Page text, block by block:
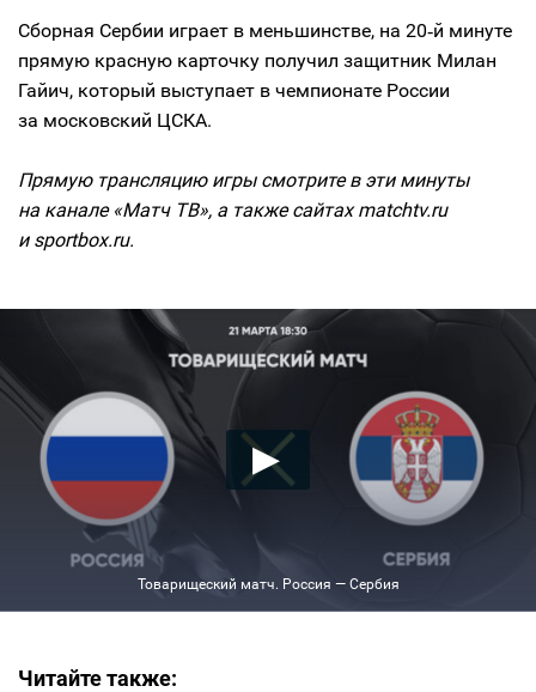
Сборная Сербии играет в меньшинстве, на 20‑й минуте
прямую красную карточку получил защитник Милан
Гайич, который выступает в чемпионате России
за московский ЦСКА.
Прямую трансляцию игры смотрите в эти минуты
на канале «Матч ТВ», а также сайтах matchtv.ru
и sportbox.ru.
Товарищеский матч. Россия — Сербия
Читайте также: